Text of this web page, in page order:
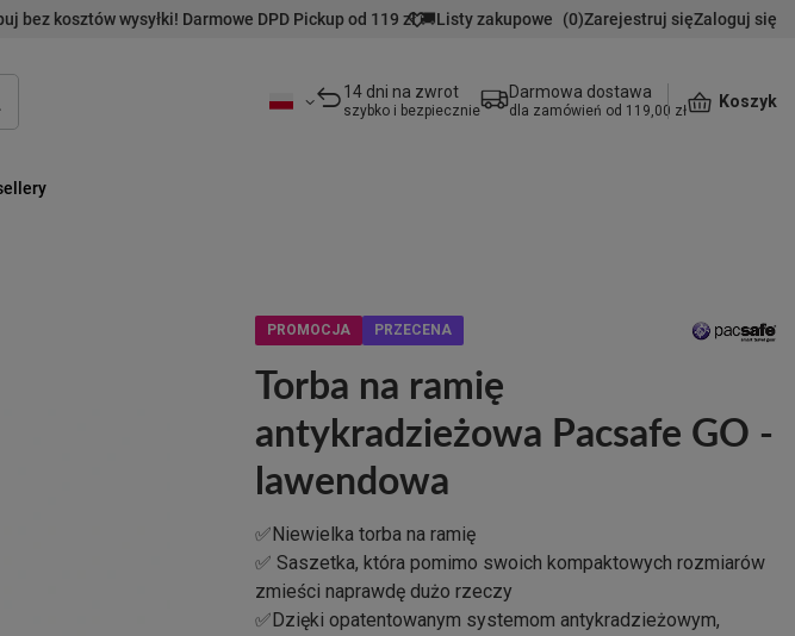
bez kosztów wysyłki! Darmowe DPD Pickup od 119 zł 🚚Listy zakupowe (0)Zarejestruj sięZaloguj się
14 dni na zwrot
szybko i bezpiecznie
Darmowa dostawa
dla zamówień od 119,00 zł
Koszyk
PROMOCJA PRZECENA
Torba na ramię
antykradzieżowa Pacsafe GO -
lawendowa
✅Niewielka torba na ramię
✅ Saszetka, która pomimo swoich kompaktowych rozmiarów
zmieści naprawdę dużo rzeczy
✅Dzięki opatentowanym systemom antykradzieżowym,